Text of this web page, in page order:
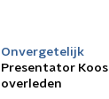
Onvergetelijk
Presentator
overleden